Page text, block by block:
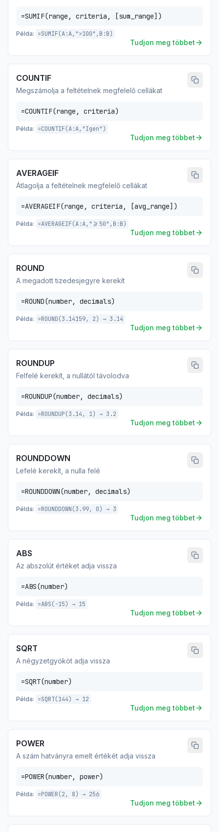
=SUMIF(range, criteria, [sum_range])
Példa: =SUMIF(A:A,">100",B:B)
Tudjon meg többet
COUNTIF
Megszámolja a feltételnek megfelelő cellákat
=COUNTIF(range, criteria)
Példa: =COUNTIF(A:A,"Igen")
Tudjon meg többet
AVERAGEIF
Átlagolja a feltételnek megfelelő cellákat
=AVERAGEIF(range, criteria, [avg_range])
Példa: =AVERAGEIF(A:A,">=50",B:B)
Tudjon meg többet
ROUND
A megadott tizedesjegyre kerekít
=ROUND(number, decimals)
Példa: =ROUND(3.14159, 2) → 3.14
Tudjon meg többet
ROUNDUP
Felfelé kerekít, a nullától távolodva
=ROUNDUP(number, decimals)
Példa: =ROUNDUP(3.14, 1) → 3.2
Tudjon meg többet
ROUNDDOWN
Lefelé kerekít, a nulla felé
=ROUNDDOWN(number, decimals)
Példa: =ROUNDDOWN(3.99, 0) → 3
Tudjon meg többet
ABS
Az abszolút értéket adja vissza
=ABS(number)
Példa: =ABS(-15) → 15
Tudjon meg többet
SQRT
A négyzetgyököt adja vissza
=SQRT(number)
Példa: =SQRT(144) → 12
Tudjon meg többet
POWER
A szám hatványra emelt értékét adja vissza
=POWER(number, power)
Példa: =POWER(2, 8) → 256
Tudjon meg többet